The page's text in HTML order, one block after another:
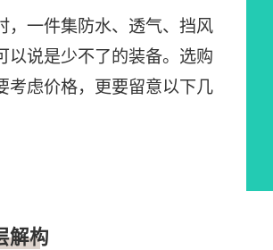
，一件集防水、透气、挡风
以说是少不了的装备。选购
考虑价格，更要留意以下几
解构